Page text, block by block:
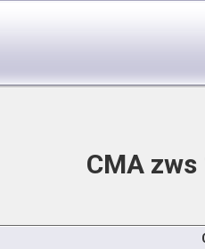
СМА zws